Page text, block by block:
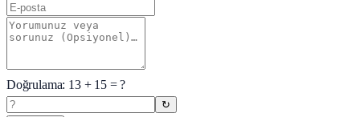
Doğrulama: 13+ 15= ?
↻